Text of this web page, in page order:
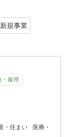
規事業
雇用
・住まい
医療・